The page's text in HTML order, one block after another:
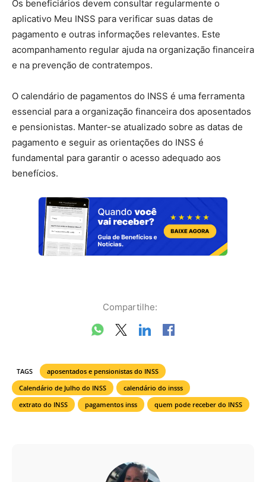
Os beneficiários devem consultar regularmente o
aplicativo Meu INSS para verificar suas datas de
pagamento e outras informações relevantes. Este
acompanhamento regular ajuda na organização financeira
e na prevenção de contratempos.
O calendário de pagamentos do INSS é uma ferramenta
essencial para a organização financeira dos aposentados
e pensionistas. Manter-se atualizado sobre as datas de
pagamento e seguir as orientações do INSS é
fundamental para garantir o acesso adequado aos
benefícios.
Compartilhe:
TAGS
aposentados e pensionistas do INSS
Calendário de Julho do INSS
calendário do insss
extrato do INSS
pagamentos inss quem pode receber do INSS